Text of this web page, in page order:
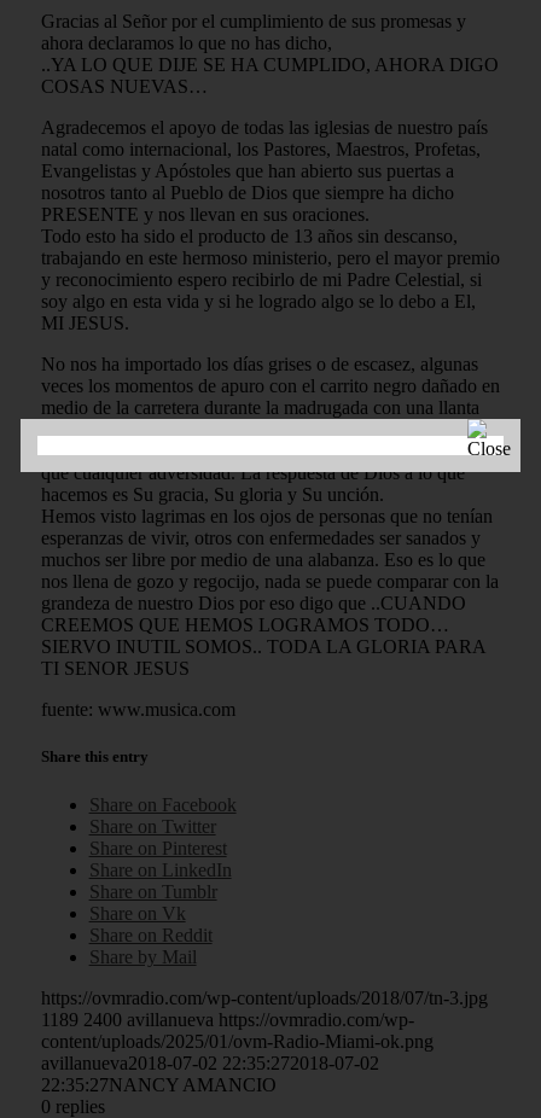
Gracias al Señor por el cumplimiento de sus promesas y
ahora declaramos lo que no has dicho,
..YA LO QUE DIJE SE HA CUMPLIDO, AHORA DIGO
COSAS NUEVAS…
Agradecemos el apoyo de todas las iglesias de nuestro país
natal como internacional, los Pastores, Maestros, Profetas,
Evangelistas y Apóstoles que han abierto sus puertas a
nosotros tanto al Pueblo de Dios que siempre ha dicho
PRESENTE y nos llevan en sus oraciones.
Todo esto ha sido el producto de 13 años sin descanso,
trabajando en este hermoso ministerio, pero el mayor premio
y reconocimiento espero recibirlo de mi Padre Celestial, si
soy algo en esta vida y si he logrado algo se lo debo a El,
MI JESUS.
No nos ha importado los días grises o de escasez, algunas
veces los momentos de apuro con el carrito negro dañado en
medio de la carretera durante la madrugada con una llanta
arruinada, también los días de soledad lejos de casa y los
niños. Pero puedo decir que la recompensa ha sido mayor
que cualquier adversidad. La respuesta de Dios a lo que
hacemos es Su gracia, Su gloria y Su unción.
Hemos visto lagrimas en los ojos de personas que no tenían
esperanzas de vivir, otros con enfermedades ser sanados y
muchos ser libre por medio de una alabanza. Eso es lo que
nos llena de gozo y regocijo, nada se puede comparar con la
grandeza de nuestro Dios por eso digo que ..CUANDO
CREEMOS QUE HEMOS LOGRAMOS TODO…
SIERVO INUTIL SOMOS.. TODA LA GLORIA PARA
TI SENOR JESUS
fuente: www.musica.com
Share this entry
Share on Facebook
Share on Twitter
Share on Pinterest
Share on LinkedIn
Share on Tumblr
Share on Vk
Share on Reddit
Share by Mail
https://ovmradio.com/wp-content/uploads/2018/07/tn-3.jpg
1189 2400 avillanueva https://ovmradio.com/wp-
content/uploads/2025/01/ovm-Radio-Miami-ok.png
avillanueva2018-07-02 22:35:272018-07-02
22:35:27NANCY AMANCIO
0 replies